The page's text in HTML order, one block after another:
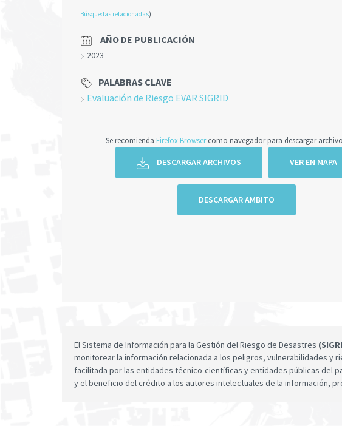
Búsquedas relacionadas)
AÑO DE PUBLICACIÓN
2023
PALABRAS CLAVE
Evaluación de Riesgo EVAR SIGRID
Se recomienda Firefox Browsercomo navegador para descargar
DESCARGAR ARCHIVOS VER EN MAPA
DESCARGAR AMBITO
El Sistema de Información para la Gestión del Riesgo de Desastres
monitorear la información relacionada a los peligros, vulnerabilidades y
facilitada por las entidades técnico-científicas y entidades públicas del
y el beneficio del crédito a los autores intelectuales de la información,